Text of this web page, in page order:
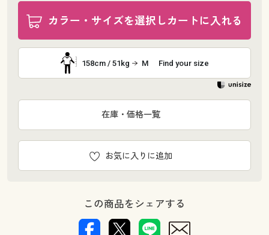
カラー・サイズを選択しカートに入れる
158cm / 51kg M Find your size
お気に入りに追加
在庫・価格一覧
この商品をシェアする